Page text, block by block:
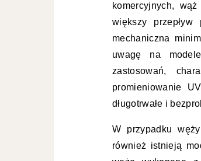
komercyjnych,
większy
mechaniczna
uwagę na
zastosowań,
promieniowanie
długotrwałe i
W przypadku
również istnieją